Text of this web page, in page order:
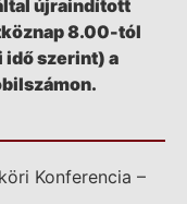
újraindított
8.00-tól
idő szerint) a
Konferencia –